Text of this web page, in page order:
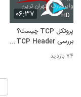
۰۶:۳۷ HD
پروتکل TCP چیست؟
بررسی TCP Header با
وایرشارک | تهران ترین
۷۴ بازدید